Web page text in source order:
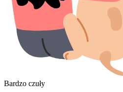
Bardzo czuły